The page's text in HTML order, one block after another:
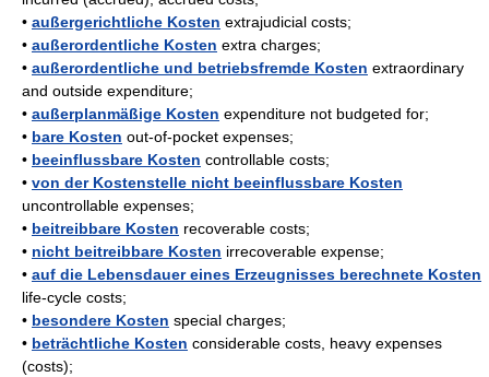
• außergerichtliche Kosten extrajudicial costs;
• außerordentliche Kosten extra charges;
• außerordentliche und betriebsfremde Kosten extraordinary
and outside expenditure;
• außerplanmäßige Kosten expenditure not budgeted for;
• bare Kosten out-of-pocket expenses;
• beeinflussbare Kosten controllable costs;
• von der Kostenstelle nicht beeinflussbare Kosten
uncontrollable expenses;
• beitreibbare Kosten recoverable costs;
• nicht beitreibbare Kosten irrecoverable expense;
• auf die Lebensdauer eines Erzeugnisses berechnete Kosten
life-cycle costs;
• besondere Kosten special charges;
• beträchtliche Kosten considerable costs, heavy expenses
(costs);